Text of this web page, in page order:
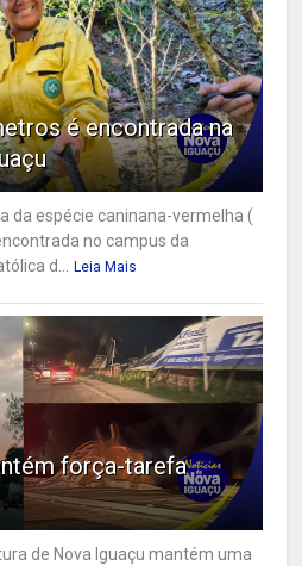
é encontrada na
da espécie caninana-vermelha (
no campus da
d... Leia Mais
força-tarefa
de Nova Iguaçu mantém uma